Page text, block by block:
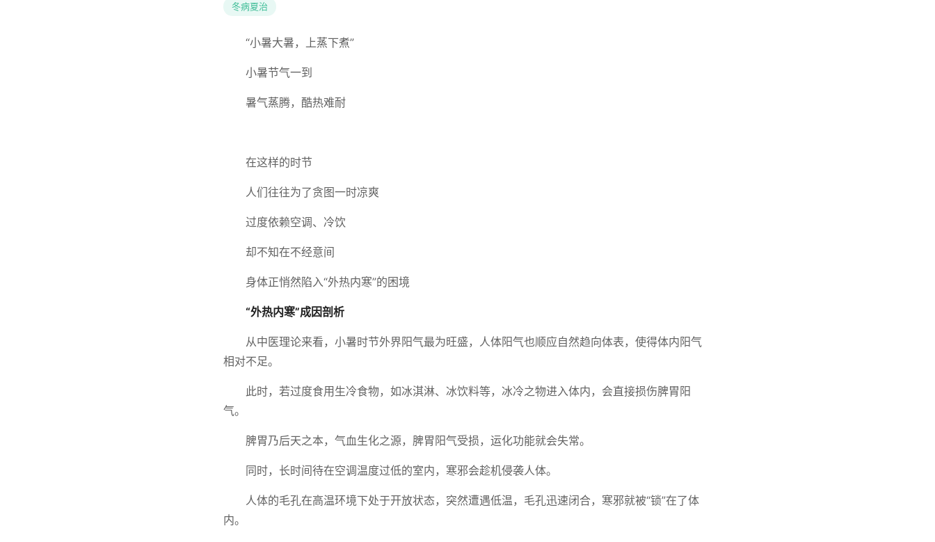
冬病夏治
“小暑大暑，上蒸下煮”
小暑节气一到
暑气蒸腾，酷热难耐
在这样的时节
人们往往为了贪图一时凉爽
过度依赖空调、冷饮
却不知在不经意间
身体正悄然陷入“外热内寒”的困境
“外热内寒”成因剖析
从中医理论来看，小暑时节外界阳气最为旺盛，人体阳气也顺应自然趋向体表，使得体内阳气
相对不足。
此时，若过度食用生冷食物，如冰淇淋、冰饮料等，冰冷之物进入体内，会直接损伤脾胃阳
气。
脾胃乃后天之本，气血生化之源，脾胃阳气受损，运化功能就会失常。
同时，长时间待在空调温度过低的室内，寒邪会趁机侵袭人体。
人体的毛孔在高温环境下处于开放状态，突然遭遇低温，毛孔迅速闭合，寒邪就被“锁”在了体
内。